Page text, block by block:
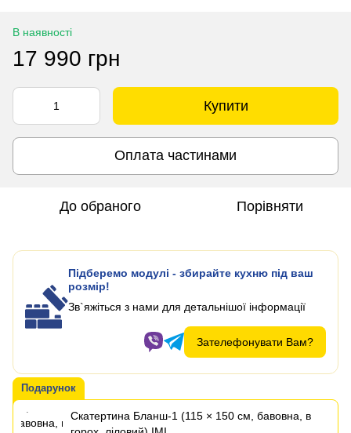
В наявності
17 990 грн
Купити
Оплата частинами
До обраного Порівняти
Підберемо модулі - збирайте кухню під ваш
розмір!
Зв`яжіться з нами для детальнішої інформації
Зателефонувати Вам?
Подарунок
Скатертина Бланш-1 (115 × 150 см, бавовна, в